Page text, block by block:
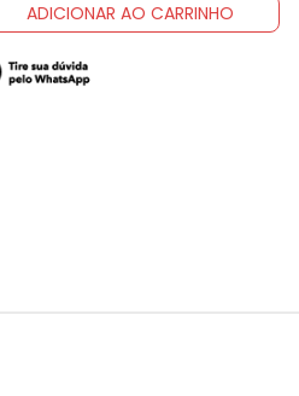
ADICIONAR AO CARRINHO